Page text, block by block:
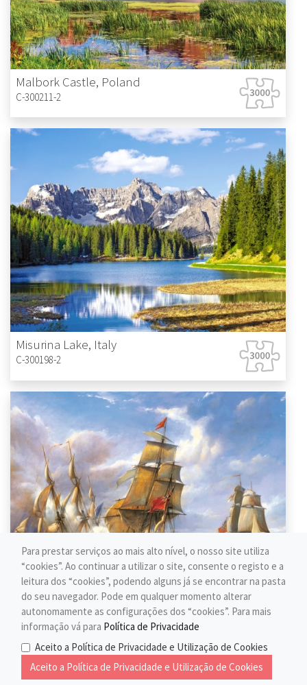
Malbork Castle, Poland
C-300211-2
Misurina Lake, Italy
C-300198-2
Copy of „Combat between the French Frigate 'La Canonniere' and the English Vessel 'The Tremendous' „;
C-300037-2
Para prestar serviços ao mais alto nível, o nosso site utiliza
“cookies”. Ao continuar a utilizar o site, consente o registo e a
leitura dos “cookies”, podendo alguns já se encontrar na pasta
do seu navegador. Pode em qualquer momento alterar
autonomamente as configurações dos “cookies”. Para mais
informação vá para Política de Privacidade
Aceito a Política de Privacidade e Utilização de Cookies
Aceito a Política de Privacidade e Utilização de Cookies